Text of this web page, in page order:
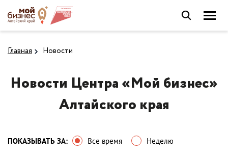
Главная Новости
Новости Центра «Мой бизнес»
Алтайского края
ПОКАЗЫВАТЬ ЗА: Все время Неделю